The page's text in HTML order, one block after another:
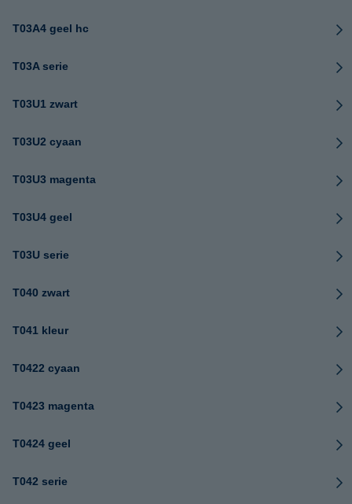
T03A4 geel hc
T03A serie
T03U1 zwart
T03U2 cyaan
T03U3 magenta
T03U4 geel
T03U serie
T040 zwart
T041 kleur
T0422 cyaan
T0423 magenta
T0424 geel
T042 serie